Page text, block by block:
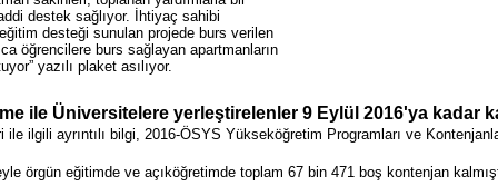
destek sağlıyor.​ İhtiyaç sahibi
desteği sunulan projede burs verilen
öğrencilere burs sağlayan apartmanların
yazılı plaket asılıyor.
ile Üniversitelere yerleştirelenler 9 Eylül 2016'ya kadar
ile ilgili ayrıntılı bilgi, 2016-ÖSYS Yükseköğretim Programları ve
örgün eğitimde ve açıköğretimde toplam 67 bin 471 boş kontenjan